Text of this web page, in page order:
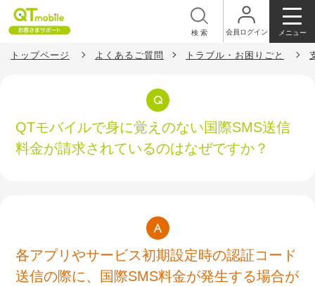
会員ログイン
検索 メニュー
トップページ よくあるご質問 トラブル・お困りごと
QTモバイルで身に覚えのない国際SMS送信
料金が請求されているのはなぜですか？
各アプリやサービス初期設定時の認証コード
送信の際に、国際SMS料金が発生する場合が